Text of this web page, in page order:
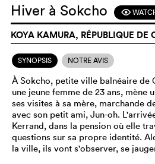
Hiver à Sokcho F
KOYA KAMURA, RÉPUBLIQUE DE
SYNOPSIS NOTRE AVIS
À Sokcho, petite ville balnéaire de
une jeune femme de 23 ans, mène
ses visites à sa mère, marchande
avec son petit ami, Jun-oh.
Kerrand, dans la pension où elle
questions sur sa propre identité.
la ville, ils vont s'observer, se